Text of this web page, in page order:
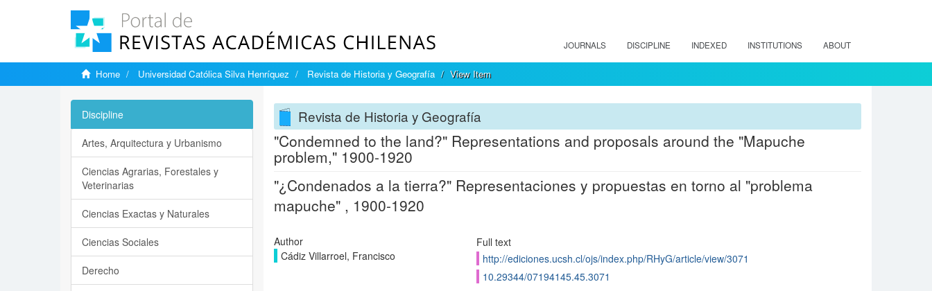
JOURNALS DISCIPLINE INDEXED INSTITUTIONS ABOUT
Home Universidad Católica Silva Henríquez Revista de Historia y Geografía View Item
Revista de Historia y Geografía
"Condemned to the land?" Representations and proposals around the "Mapuche
problem," 1900-1920
"¿Condenados a la tierra?" Representaciones y propuestas en torno al "problema
mapuche" , 1900-1920
Author
Cádiz Villarroel, Francisco
Full text
http://ediciones.ucsh.cl/ojs/index.php/RHyG/article/view/3071
10.29344/07194145.45.3071
Discipline
Artes, Arquitectura y Urbanismo
Ciencias Agrarias, Forestales y
Veterinarias
Ciencias Exactas y Naturales
Ciencias Sociales
Derecho